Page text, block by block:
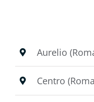
Aurelio
Centro